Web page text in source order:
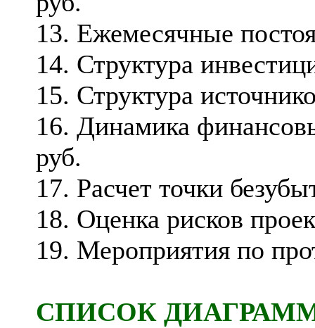
13. Ежемесячные
14. Структура
15. Структура
16. Динамика
руб.
17. Расчет точки
18. Оценка рисков
19. Мероприятия по
СПИСОК